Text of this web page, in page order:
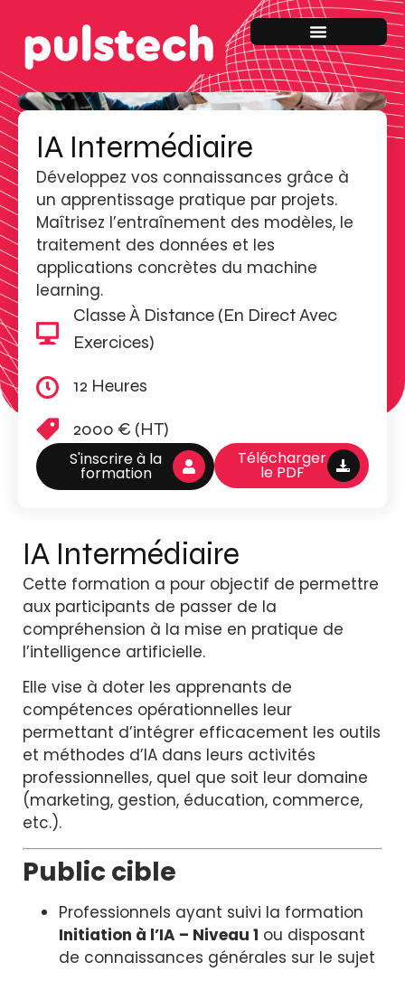
IA Intermédiaire
Développez vos connaissances grâce à
un apprentissage pratique par projets.
Maîtrisez l’entraînement des modèles, le
traitement des données et les
applications concrètes du machine
learning.
Classe À Distance (en Direct Avec
Exercices)
12 Heures
2000 € (HT)
S'inscrire à la
formation
Télécharger
le PDF
IA Intermédiaire
Cette formation a pour objectif de permettre
aux participants de passer de la
compréhension à la mise en pratique de
l’intelligence artificielle.
Elle vise à doter les apprenants de
compétences opérationnelles leur
permettant d’intégrer efficacement les outils
et méthodes d’IA dans leurs activités
professionnelles, quel que soit leur domaine
(marketing, gestion, éducation, commerce,
etc.).
Public cible
Professionnels ayant suivi la formation
Initiation à l’IA – Niveau 1 ou disposant
de connaissances générales sur le sujet